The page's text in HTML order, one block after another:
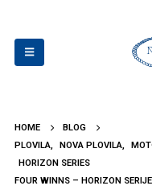
HOME
BLOG
PLOVILA, NOVA PLOVILA,
HORIZON SERIES
FOUR WINNS – HORIZON